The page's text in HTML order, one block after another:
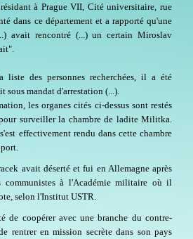
à Prague VII, Cité universitaire, rue
dans ce département et a rapporté qu'une
avait rencontré (...) un certain Miroslav
liste des personnes recherchées, il a été
sous mandat d'arrestation (...).
les organes cités ci-dessus sont restés
surveiller la chambre de ladite Militka.
effectivement rendu dans cette chambre
avait déserté et fui en Allemagne après
communistes à l'Académie militaire où il
selon l'Institut USTR.
de coopérer avec une branche du contre-
rentrer en mission secrète dans son pays